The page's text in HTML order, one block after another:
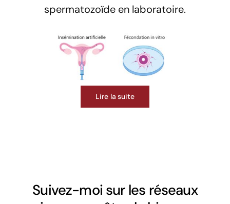
spermatozoïde en laboratoire.
Lire la suite
Suivez-moi sur les réseaux